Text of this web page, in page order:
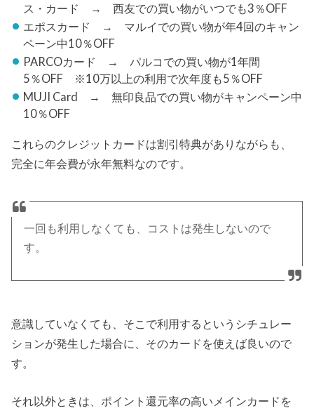
ス・カード → 西友での買い物がいつでも3％OFF
エポスカード → マルイでの買い物が年4回のキャン
ペーン中10％OFF
PARCOカード → パルコでの買い物が1年間
5％OFF ※10万以上の利用で次年度も5％OFF
MUJI Card → 無印良品での買い物がキャンペーン中
10％OFF
これらのクレジットカードは割引特典がありながらも、
完全に年会費が永年無料なのです。
一回も利用しなくても、コストは発生しないので
す。
意識していなくても、そこで利用するというシチュレー
ションが発生した場合に、そのカードを使えば良いので
す。
それ以外ときは、ポイント還元率の高いメインカードを